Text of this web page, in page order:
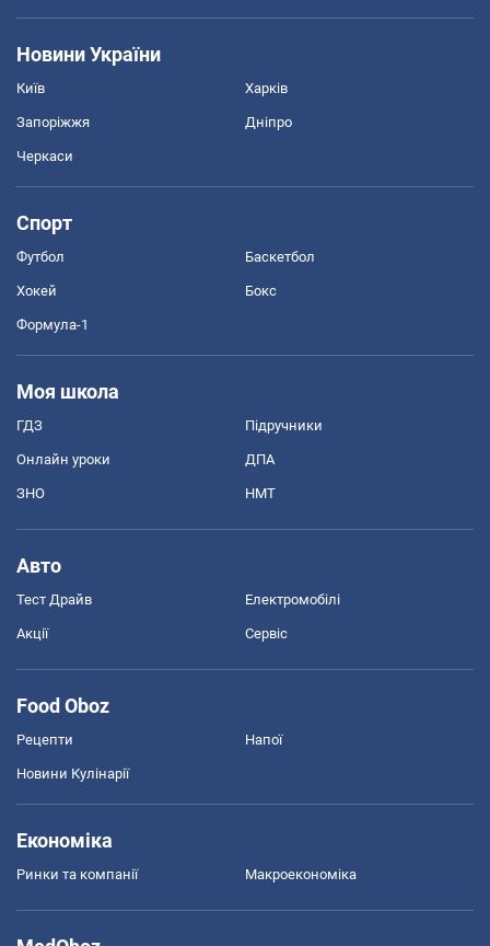
Новини України
Київ Харків
Запоріжжя Дніпро
Черкаси
Спорт
Футбол Баскетбол
Хокей Бокс
Формула-1
Моя школа
ГДЗ Підручники
Онлайн уроки ДПА
ЗНО НМТ
Авто
Тест Драйв Електромобілі
Акції Сервіс
Food Oboz
Рецепти Напої
Новини Кулінарії
Економіка
Ринки та компанії Макроекономіка